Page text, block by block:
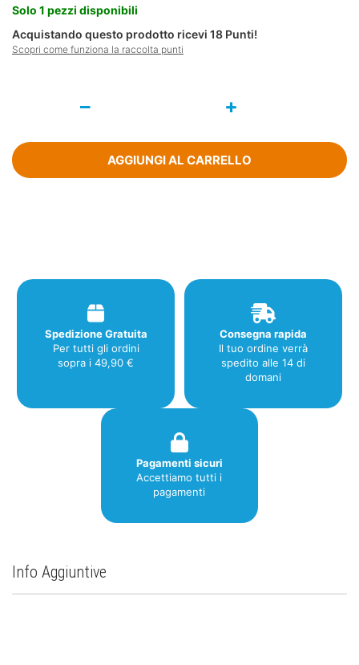
Solo 1 pezzi disponibili
Acquistando questo prodotto ricevi 18 Punti!
Scopri come funziona la raccolta punti
15
Capsule
quantità
AGGIUNGI AL CARRELLO
Spedizione Gratuita
Per tutti gli ordini
sopra i 49,90 €
Consegna rapida
Il tuo ordine verrà
spedito alle 14 di
domani
Pagamenti sicuri
Accettiamo tutti i
pagamenti
Info Aggiuntive